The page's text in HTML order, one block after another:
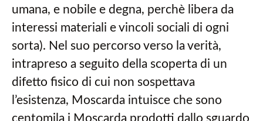
umana, e nobile e degna, perchè libera da
interessi materiali e vincoli sociali di ogni
sorta). Nel suo percorso verso la verità,
intrapreso a seguito della scoperta di un
difetto fisico di cui non sospettava
l’esistenza, Moscarda intuisce che sono